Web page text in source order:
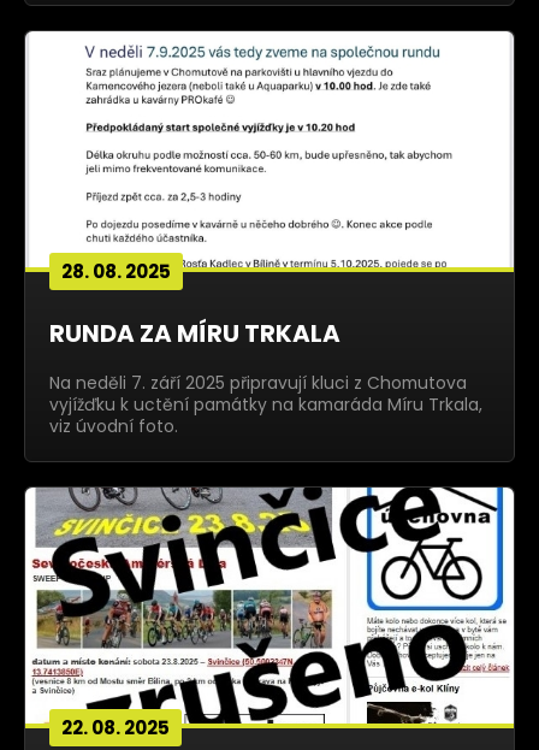
28. 08. 2025
RUNDA ZA MÍRU TRKALA
Na neděli 7. září 2025 připravují kluci z Chomutova
vyjížďku k uctění památky na kamaráda Míru Trkala,
viz úvodní foto.
22. 08. 2025